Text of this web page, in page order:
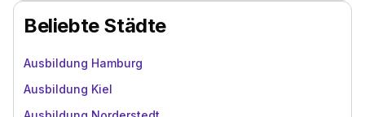
Beliebte Städte
Ausbildung Hamburg
Ausbildung Kiel